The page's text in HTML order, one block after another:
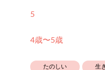
5
4歳〜5歳
たのしい 生